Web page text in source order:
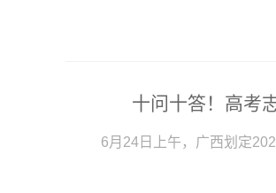
十问十答！高考
6月24日上午，广西划定